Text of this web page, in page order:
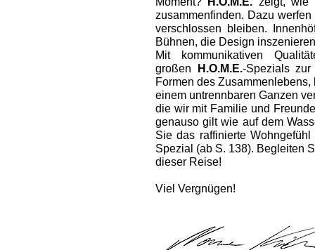
zusammenfinden. Dazu
verschlossen bleiben.
Bühnen, die Design
Mit kommunikativen
großen H.O.M.E.-Spezials
Formen des
einem untrennbaren Ganzen
die wir mit Familie und
genauso gilt wie auf dem
Sie das raffinierte
Spezial (ab S. 138). Begleiten
dieser Reise!
Viel Vergnügen!